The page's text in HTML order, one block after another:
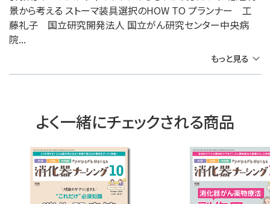
景から考える ストーマ装具選択のHOW TO プランナー 工
藤礼子 国立研究開発法人 国立がん研究センター中央病
院...
もっと見る
よく一緒にチェックされる商品